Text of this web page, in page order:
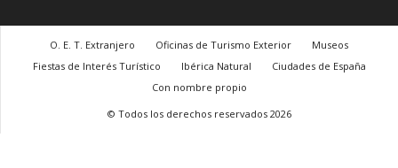
O. E. T. Extranjero Oficinas de Turismo Exterior
Museos
Fiestas de Interés Turístico
Ibérica Natural
Ciudades de España
Con nombre propio
© Todos los derechos reservados 2026